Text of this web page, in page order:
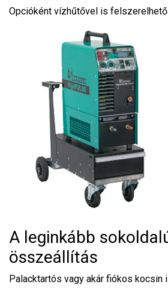
Opcióként vízhűtővel is felszerelhető.
A leginkább
összeállítás
Palacktartós vagy akár fiókos kocsin